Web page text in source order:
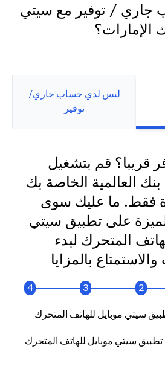
جاري / توفير مع سيتي
الإمارات؟
ليس لدي حساب جاري/
توفير
قريبا؟ قم بتشغيل
العالمية الخاصة بك
فقط. ما عليك سوى
على تطبيق سيتي
المتحرك لبدء
بالمزايا
2
3
4
سيتي موبايل للهاتف المتحرك